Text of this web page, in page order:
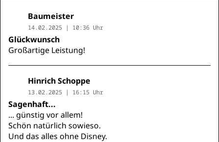
Baumeister
14.02.2025 | 10:36 Uhr
Glückwunsch
Großartige Leistung!
Hinrich Schoppe
13.02.2025 | 16:15 Uhr
Sagenhaft...
... günstig vor allem!
Schön natürlich sowieso.
Und das alles ohne Disney.